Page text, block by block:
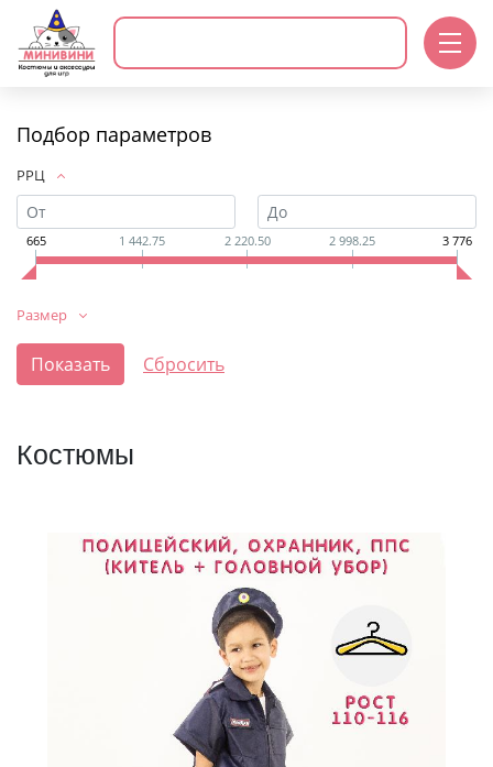
Подбор параметров
РРЦ
665 1 442.75 2 220.50 2 998.25 3 776
Размер
Костюмы